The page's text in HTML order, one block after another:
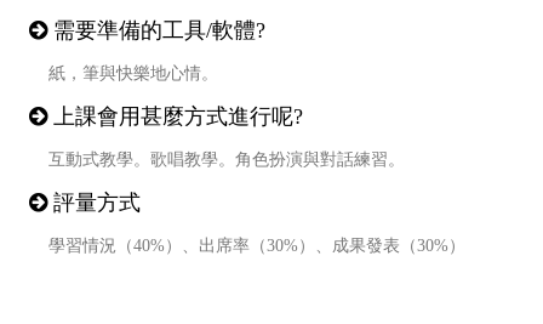
需要準備的工具/軟體?
紙，筆與快樂地心情。
上課會用甚麼方式進行呢?
互動式教學。歌唱教學。角色扮演與對話練習。
評量方式
學習情況（40%）、出席率（30%）、成果發表（30%）